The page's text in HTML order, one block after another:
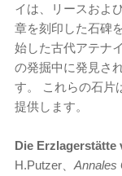
イは、リースおよ
章を刻印した石碑
始した古代アテナ
の発掘中に発見さ
す。 これらの石片
提供します。
Die Erzlagerstätte
H.Putzer、 Annales